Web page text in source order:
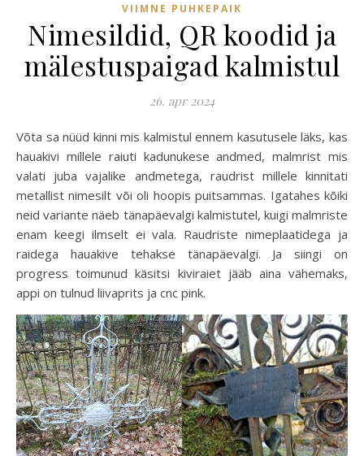
VIIMNE PUHKEPAIK
Nimesildid, QR koodid ja
mälestuspaigad kalmistul
26. apr 2024
Võta sa nüüd kinni mis kalmistul ennem kasutusele läks, kas
hauakivi millele raiuti kadunukese andmed, malmrist mis
valati juba vajalike andmetega, raudrist millele kinnitati
metallist nimesilt või oli hoopis puitsammas. Igatahes kõiki
neid variante näeb tänapäevalgi kalmistutel, kuigi malmriste
enam keegi ilmselt ei vala. Raudriste nimeplaatidega ja
raidega hauakive tehakse tänapäevalgi. Ja siingi on
progress toimunud käsitsi kiviraiet jääb aina vähemaks,
appi on tulnud liivaprits ja cnc pink.